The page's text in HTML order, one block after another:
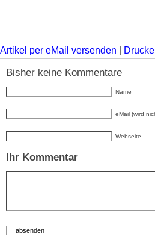
Artikel per eMail versenden
Bisher keine Kommentare
Name
eMail (wird
Webseite
Ihr Kommentar